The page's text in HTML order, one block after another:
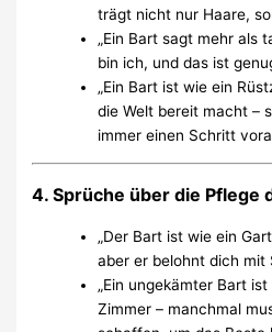
trägt nicht nur Haare,
„Ein Bart sagt mehr als
bin ich, und das ist
„Ein Bart ist wie ein
die Welt bereit macht –
immer einen Schritt
4. Sprüche über die Pflege
„Der Bart ist wie ein
aber er belohnt dich mit
„Ein ungekämter Bart
Zimmer – manchmal